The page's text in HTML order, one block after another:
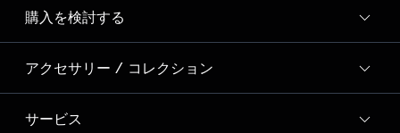
Story of Progress
Audi Sport
Formula 1®
デジタルサービス
ディーラー検索
新車在庫検索
試乗車・展示車検索
購入を検討する
モデル一覧
特別仕様モデル / 限定モデル
アクセサリー / コレクション
純正アクセサリー
サービス